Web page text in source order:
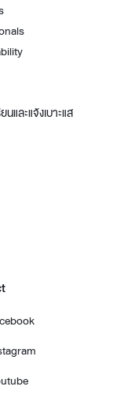
นและแจ้งเบาะแส